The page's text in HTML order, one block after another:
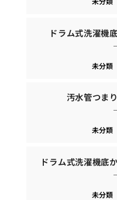
ドラム式洗濯機
未分類
汚水管つま
未分類
ドラム式洗濯機底
未分類